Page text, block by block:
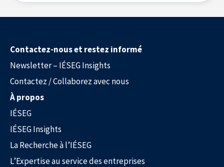
Contactez-nous et restez informé
Newsletter – IÉSEG Insights
Contactez / Collaborez avec nous
À propos
IÉSEG
IÉSEG Insights
La Recherche à l’IÉSEG
L’Expertise au service des entreprises